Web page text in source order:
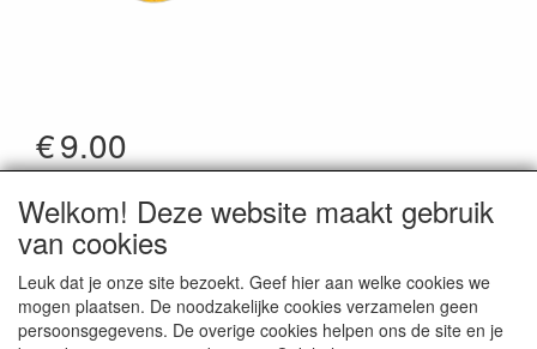
€9.00
*Prijzen zijn inclusief btw
Artikelcode: 7022
Welkom! Deze website maakt gebruik
van cookies
Leuk dat je onze site bezoekt. Geef hier aan welke cookies we
mogen plaatsen. De noodzakelijke cookies verzamelen geen
persoonsgegevens. De overige cookies helpen ons de site en je